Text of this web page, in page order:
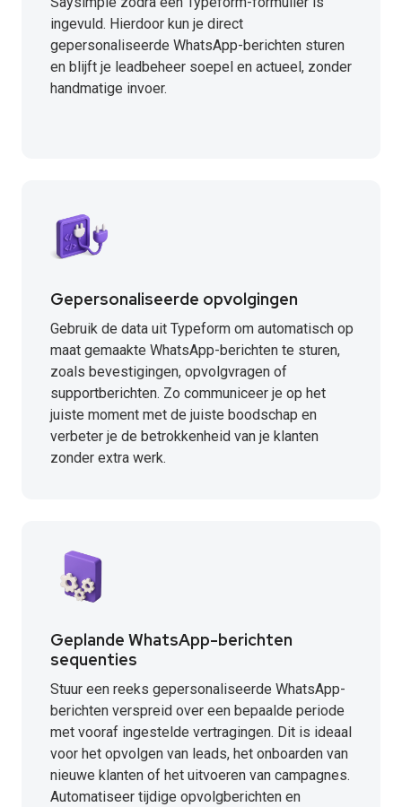
ingevuld. Hierdoor kun je direct
gepersonaliseerde WhatsApp-berichten sturen
en blijft je leadbeheer soepel en actueel, zonder
handmatige invoer.
Gepersonaliseerde opvolgingen
Gebruik de data uit Typeform om automatisch op
maat gemaakte WhatsApp-berichten te sturen,
zoals bevestigingen, opvolgvragen of
supportberichten. Zo communiceer je op het
juiste moment met de juiste boodschap en
verbeter je de betrokkenheid van je klanten
zonder extra werk.
Geplande WhatsApp-berichten
sequenties
Stuur een reeks gepersonaliseerde WhatsApp-
berichten verspreid over een bepaalde periode
met vooraf ingestelde vertragingen. Dit is ideaal
voor het opvolgen van leads, het onboarden van
nieuwe klanten of het uitvoeren van campagnes.
Automatiseer tijdige opvolgberichten en